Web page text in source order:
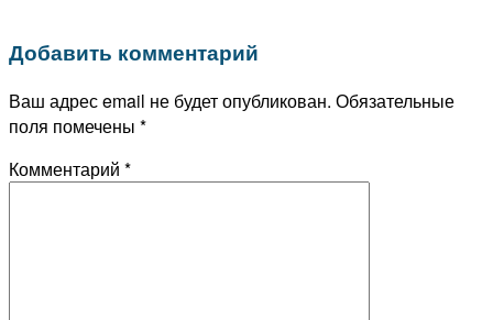
Добавить комментарий
Ваш адрес email не будет опубликован. Обязательные
поля помечены *
Комментарий *